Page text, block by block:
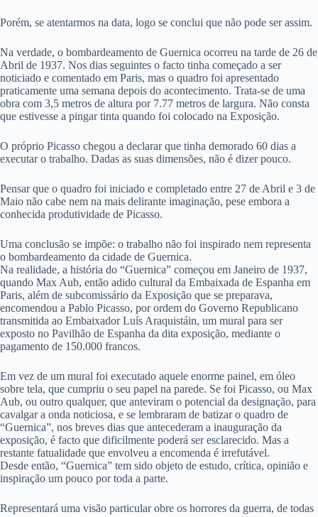
Porém, se atentarmos na data, logo se conclui que não pode ser assim.
Na verdade, o bombardeamento de Guernica ocorreu na tarde de 26 de
Abril de 1937. Nos dias seguintes o facto tinha começado a ser
noticiado e comentado em Paris, mas o quadro foi apresentado
praticamente uma semana depois do acontecimento. Trata-se de uma
obra com 3,5 metros de altura por 7.77 metros de largura. Não consta
que estivesse a pingar tinta quando foi colocado na Exposição.
O próprio Picasso chegou a declarar que tinha demorado 60 dias a
executar o trabalho. Dadas as suas dimensões, não é dizer pouco.
Pensar que o quadro foi iniciado e completado entre 27 de Abril e 3 de
Maio não cabe nem na mais delirante imaginação, pese embora a
conhecida produtividade de Picasso.
Uma conclusão se impõe: o trabalho não foi inspirado nem representa
o bombardeamento da cidade de Guernica.
Na realidade, a história do “Guernica” começou em Janeiro de 1937,
quando Max Aub, então adido cultural da Embaixada de Espanha em
Paris, além de subcomissário da Exposição que se preparava,
encomendou a Pablo Picasso, por ordem do Governo Republicano
transmitida ao Embaixador Luís Araquistáin, um mural para ser
exposto no Pavilhão de Espanha da dita exposição, mediante o
pagamento de 150.000 francos.
Em vez de um mural foi executado aquele enorme painel, em óleo
sobre tela, que cumpriu o seu papel na parede. Se foi Picasso, ou Max
Aub, ou outro qualquer, que anteviram o potencial da designação, para
cavalgar a onda noticiosa, e se lembraram de batizar o quadro de
“Guernica”, nos breves dias que antecederam a inauguração da
exposição, é facto que dificilmente poderá ser esclarecido. Mas a
restante fatualidade que envolveu a encomenda é irrefutável.
Desde então, “Guernica” tem sido objeto de estudo, crítica, opinião e
inspiração um pouco por toda a parte.
Representará uma visão particular obre os horrores da guerra, de todas